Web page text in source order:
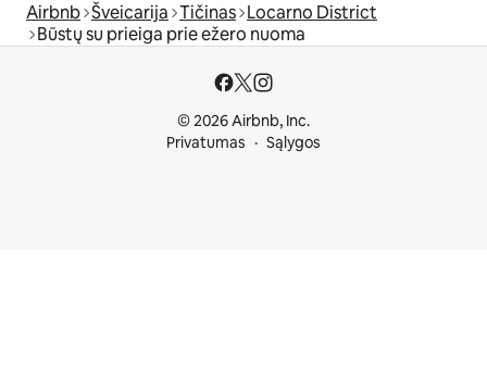
Airbnb Šveicarija Tičinas Locarno District
Būstų su prieiga prie ežero nuoma
© 2026 Airbnb, Inc.
Privatumas
Sąlygos